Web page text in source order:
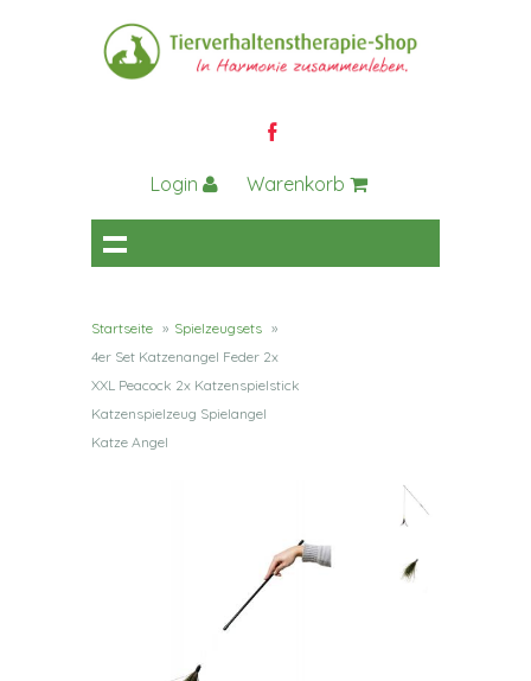
Login Warenkorb
Startseite » Spielzeugsets »
4er Set Katzenangel Feder 2x
XXL Peacock 2x Katzenspielstick
Katzenspielzeug Spielangel
Katze Angel